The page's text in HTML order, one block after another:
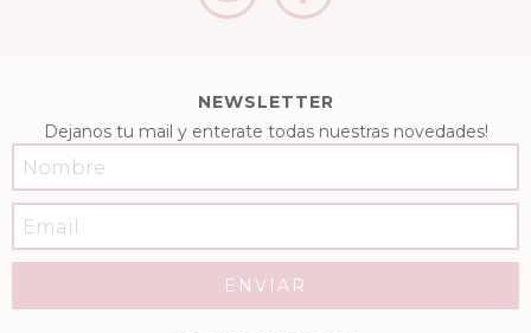
NEWSLETTER
Dejanos tu mail y enterate todas nuestras novedades!